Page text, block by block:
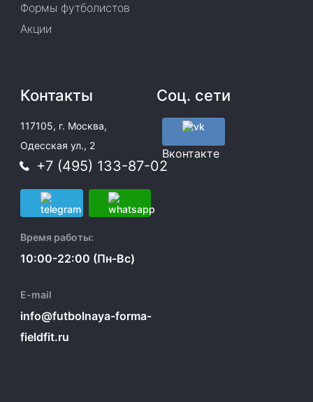
Формы футболистов
Акции
Контакты
117105, г. Москва,
Одесская ул., 2
+7 (495) 133-87-02
Время работы:
10:00-22:00 (Пн-Вс)
E-mail
info@futbolnaya-forma-
fieldfit.ru
Соц. сети
Вконтакте